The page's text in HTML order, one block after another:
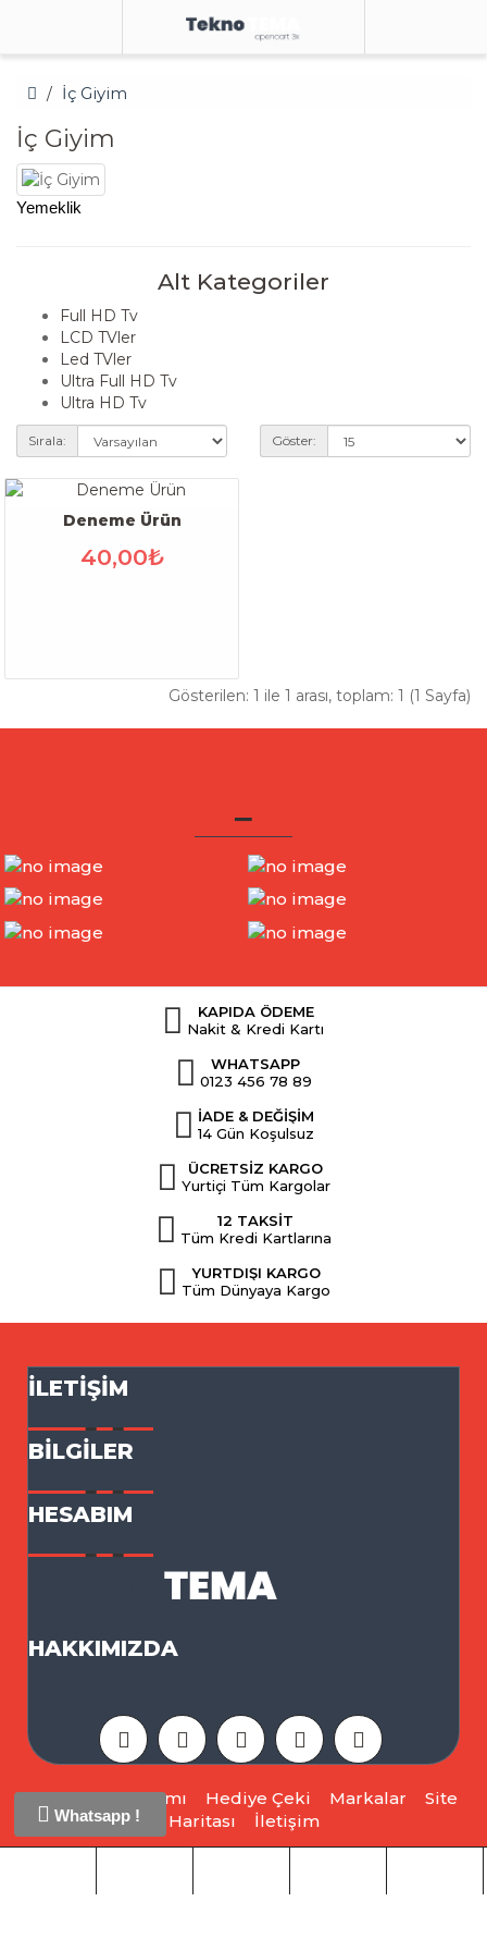
İç Giyim
İç Giyim
Yemeklik
Alt Kategoriler
Full HD Tv
LCD TVler
Led TVler
Ultra Full HD Tv
Ultra HD Tv
Sırala: Göster:
Deneme Ürün
40,00₺
Gösterilen: 1 ile 1 arası, toplam: 1 (1 Sayfa)
Whatsapp !
KAPIDA ÖDEME
Nakit & Kredi Kartı
WHATSAPP
0123 456 78 89
İADE & DEĞİŞİM
14 Gün Koşulsuz
ÜCRETSİZ KARGO
Yurtiçi Tüm Kargolar
12 TAKSİT
Tüm Kredi Kartlarına
YURTDIŞI KARGO
Tüm Dünyaya Kargo
İLETIŞIM
BILGILER
HESABIM
HAKKIMIZDA
Ortaklık Programı Hediye Çeki Markalar
Site
Haritası
İletişim
Opencart 3x Tekno Tema © 2026 - Tüm Hakları